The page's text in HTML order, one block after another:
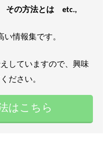
その方法とは etc.,
い情報集です。
していますので、興味
ださい。
はこちら